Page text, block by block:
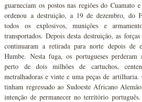
guarneciam os postos nas regiões do Cuamato
ordenou a destruição, a 19 de dezembro, do
todos os explosivos, munições e
transportados. Depois desta destruição, as
continuaram a retirada para norte depois de
Humbe. Nesta fuga, os portugueses
perto de dois milhões de cartuchos,
metralhadoras e vinte e uma peças de artilharia.
tinham regressado ao Sudoeste Africano
intenção de permanecer no território